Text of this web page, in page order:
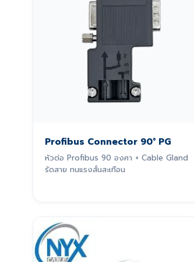
Profibus Connector 90° PG
หัวต่อ Profibus 90 องศา + Cable Gland
รัดสาย ทนแรงสั่นสะเทือน